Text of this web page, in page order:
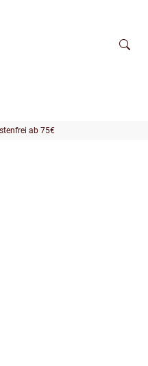
ab 75€